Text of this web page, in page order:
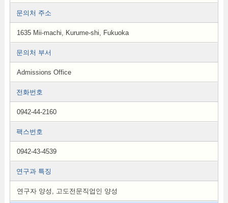
문의처 주소
1635 Mii-machi, Kurume-shi, Fukuoka
문의처 부서
Admissions Office
전화번호
0942-44-2160
팩스번호
0942-43-4539
연구과 특징
연구자 양성, 고도전문직업인 양성